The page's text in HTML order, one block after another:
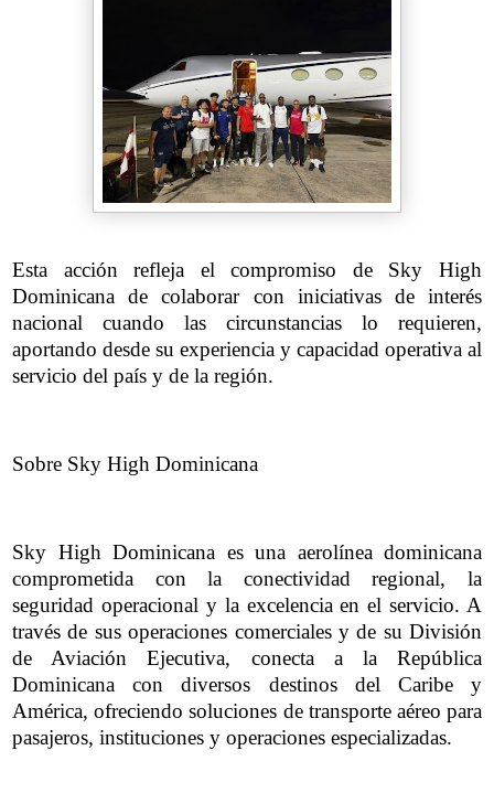
Esta acción refleja el compromiso de Sky High
Dominicana de colaborar con iniciativas de interés
nacional cuando las circunstancias lo requieren,
aportando desde su experiencia y capacidad operativa al
servicio del país y de la región.
Sobre Sky High Dominicana
Sky High Dominicana es una aerolínea dominicana
comprometida con la conectividad regional, la
seguridad operacional y la excelencia en el servicio. A
través de sus operaciones comerciales y de su División
de Aviación Ejecutiva, conecta a la República
Dominicana con diversos destinos del Caribe y
América, ofreciendo soluciones de transporte aéreo para
pasajeros, instituciones y operaciones especializadas.